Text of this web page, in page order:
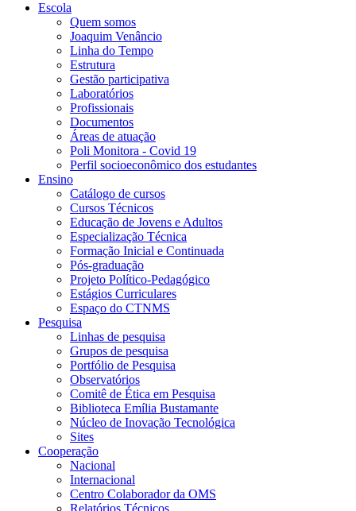
Escola
Quem somos
Joaquim Venâncio
Linha do Tempo
Estrutura
Gestão participativa
Laboratórios
Profissionais
Documentos
Áreas de atuação
Poli Monitora - Covid 19
Perfil socioeconômico dos estudantes
Ensino
Catálogo de cursos
Cursos Técnicos
Educação de Jovens e Adultos
Especialização Técnica
Formação Inicial e Continuada
Pós-graduação
Projeto Político-Pedagógico
Estágios Curriculares
Espaço do CTNMS
Pesquisa
Linhas de pesquisa
Grupos de pesquisa
Portfólio de Pesquisa
Observatórios
Comitê de Ética em Pesquisa
Biblioteca Emília Bustamante
Núcleo de Inovação Tecnológica
Sites
Cooperação
Nacional
Internacional
Centro Colaborador da OMS